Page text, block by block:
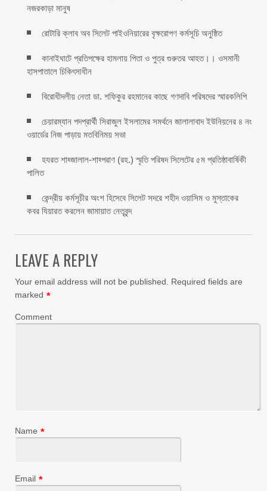
নজরকাড়া মানুষ ‎
রোটারি ক্লাব অব সিলেট পাইওনিয়ারের বৃক্ষরোপণ কর্মসূচি অনুষ্ঠিত
কানাইঘাটে প্রতিপক্ষের হামলায় পিতা ও পুত্র গুরুতর আহত।। ওসমানী
হাসপাতালে চিকিৎসাধীন
বিরোধীদলীয় নেতা ডা. শফিকুর রহমানের কাছে গণদাবি পরিষদের স্মারকলিপি ‎
চেয়ারম্যান পদপ্রার্থী সিরাজুল ইসলামের সমর্থনে জালালাবাদ ইউনিয়নের ৪ নং
ওয়ার্ডের নিজ পাড়ায় মতবিনিময় সভা
হযরত শাহ্জালাল-শাহ্পরাণ (রহ.) স্মৃতি পরিষদ সিলেটের ৫ম প্রতিষ্ঠাবার্ষিকী
পালিত ‎​
কেন্দ্রীয় কর্মসূচীর অংশ হিসেবে সিলেট সদরে শহীদ ওয়াসিম ও মুস্তাকের
কবর যিয়ারত করলেন জামায়াত নেতৃবৃন্দ ‎
LEAVE A REPLY
Your email address will not be published.
Required fields are
marked *
Comment
Name *
Email *